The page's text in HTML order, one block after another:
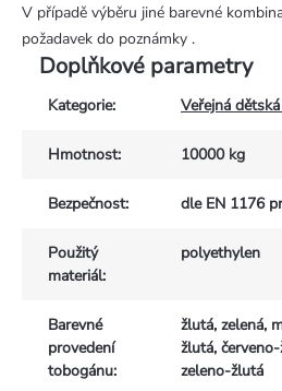
V případě výběru jiné barevné
požadavek do poznámky .
Doplňkové parametry
Kategorie: Veřejná
Hmotnost: 10000 kg
Bezpečnost: dle EN 1176
Použitý
materiál:
polyethylen
Barevné
provedení
tobogánu:
žlutá, zelená,
žlutá,
zeleno-žlutá